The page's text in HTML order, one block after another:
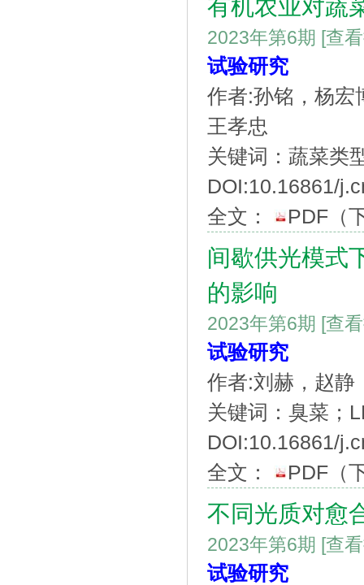
有机农业对蔬
2023年第6期 [查
试验研究
作者:孙铭，杨宏
王孝忠
关键词：蔬菜类
DOI:10.16861/
全文：
PDF （
间歇供光模式
的影响
2023年第6期 [查
试验研究
作者:刘赫，赵静
关键词：臭菜；
DOI:10.16861/
全文：
PDF （
不同光质对愈
2023年第6期 [查
试验研究